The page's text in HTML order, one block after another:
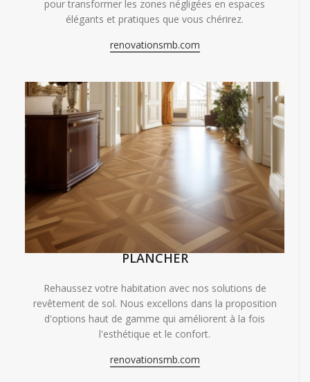
pour transformer les zones négligées en espaces
élégants et pratiques que vous chérirez.
renovationsmb.com
PLANCHER
Rehaussez votre habitation avec nos solutions de
revêtement de sol. Nous excellons dans la proposition
d'options haut de gamme qui améliorent à la fois
l'esthétique et le confort.
renovationsmb.com